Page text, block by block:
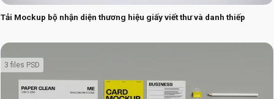
Tải Mockup bộ nhận diện thương hiệu giấy viết thư và danh thiếp
3 files PSD